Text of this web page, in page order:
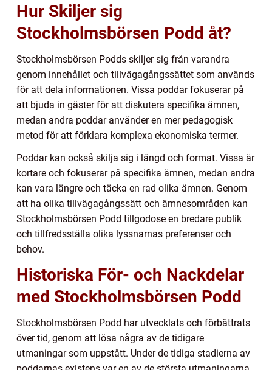
Hur Skiljer sig
Stockholmsbörsen Podd åt?
Stockholmsbörsen Podds skiljer sig från varandra
genom innehållet och tillvägagångssättet som används
för att dela informationen. Vissa poddar fokuserar på
att bjuda in gäster för att diskutera specifika ämnen,
medan andra poddar använder en mer pedagogisk
metod för att förklara komplexa ekonomiska termer.
Poddar kan också skilja sig i längd och format. Vissa är
kortare och fokuserar på specifika ämnen, medan andra
kan vara längre och täcka en rad olika ämnen. Genom
att ha olika tillvägagångssätt och ämnesområden kan
Stockholmsbörsen Podd tillgodose en bredare publik
och tillfredsställa olika lyssnarnas preferenser och
behov.
Historiska För- och Nackdelar
med Stockholmsbörsen Podd
Stockholmsbörsen Podd har utvecklats och förbättrats
över tid, genom att lösa några av de tidigare
utmaningar som uppstått. Under de tidiga stadierna av